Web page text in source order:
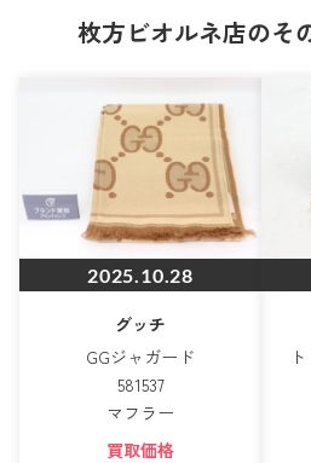
枚方ビオルネ店のそ
2025.10.28
グッチ
GGジャガード
581537
マフラー
買取価格